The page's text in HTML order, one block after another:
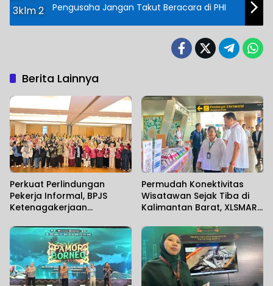
Pengusaha Jangan Takut Beracara di PHI
Berita Lainnya
Perkuat Perlindungan
Pekerja Informal, BPJS
Ketenagakerjaan
Sosialisasi Bersama
Anggota Komisi IX DPR RI
Permudah Konektivitas
Wisatawan Sejak Tiba di
Kalimantan Barat, XLSMART
SIM Card di Bandara
Supadio